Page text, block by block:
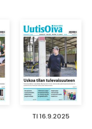
TI 16.9.2025